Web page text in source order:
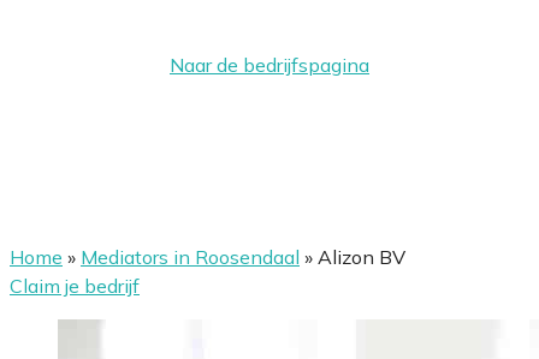
Naar de bedrijfspagina
Home » Mediators in Roosendaal » Alizon BV
Claim je bedrijf